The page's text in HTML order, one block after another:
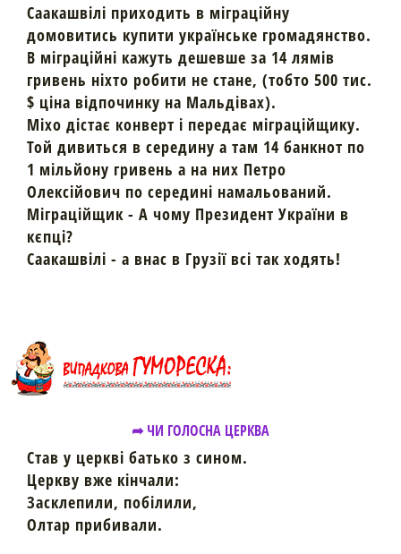
Саакашвілі приходить в міграційну
домовитись купити українське громадянство.
В міграційні кажуть дешевше за 14 лямів
гривень ніхто робити не стане, (тобто 500 тис.
$ ціна відпочинку на Мальдівах).
Міхо дістає конверт і передає міграційщику.
Той дивиться в середину а там 14 банкнот по
1 мільйону гривень а на них Петро
Олексійович по середині намальований.
Міграційщик - А чому Президент України в
кєпці?
Саакашвілі - а внас в Грузії всі так ходять!
➦ ЧИ ГОЛОСНА ЦЕРКВА
Став у церкві батько з сином.
Церкву вже кінчали:
Засклепили, побілили,
Олтар прибивали.